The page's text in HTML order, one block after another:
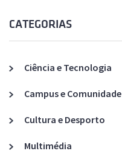
CATEGORIAS
Ciência e Tecnologia
Campus e Comunidade
Cultura e Desporto
Multimédia